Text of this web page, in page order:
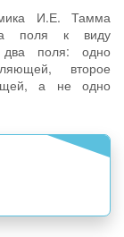
И.Е. Тамма
поля к виду
два поля: одно
второе
а не одно